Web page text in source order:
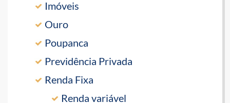
Imóveis
Ouro
Poupanca
Previdência Privada
Renda Fixa
Renda variável